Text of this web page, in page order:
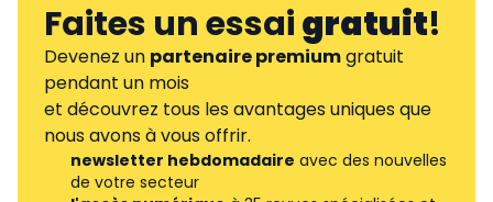
Faites un essaigratuit!
Devenez un partenaire premiumgratuit
pendant un mois
et découvrez tous les avantages uniques que
nous avons à vous offrir.
newsletter hebdomadaire avec des nouvelles
de votre secteur